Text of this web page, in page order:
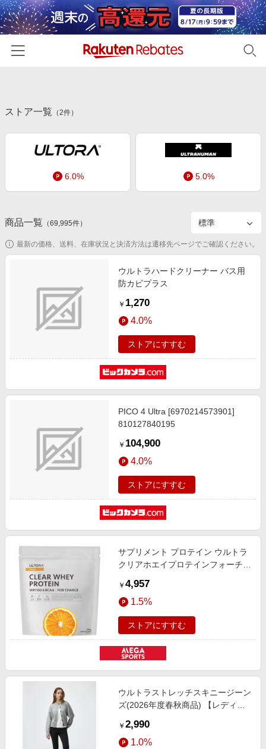
カテゴリー一覧
百貨店・総合ECモール
ファッション・インナー・小物
食品・スイーツ・お酒
家電・PC・スマホ・カメラ
スポーツ・アウトドア・ゴルフ
インテリア・寝具
ペット・花・DIY・車
金融・マネー・保険
ビジネス・その他サービス
初回購入者限定特典
新着ストアのご紹介
電子書籍特集
わくわく夏特集
Apple公式サイト×楽天カード分割払い
Samsung ボーナスキャンペーン
友達紹介
楽天IDでログイン/会員登録
ストア一覧 （2件）
6.0% 5.0%
商品一覧 （69,995件）
最新の価格、送料、在庫状況と決済方法は遷移先ページでご確認ください。
ウルトラハードクリーナー バス用
防カビプラス
￥ 1,270
4.0%
ストアにすすむ
PICO 4 Ultra [6970214573901]
810127840195
￥ 104,900
4.0%
ストアにすすむ
サプリメント プロテイン ウルトラ
クリアホエイプロテインフォーチャ
￥ 4,957
1.5%
ストアにすすむ
ウルトラストレッチスキニージーン
ズ(2026年度春秋商品) 【レディー
ー】 【BLACK】
￥ 2,990
1.0%